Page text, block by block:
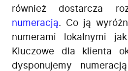
również dostarcza
numeracją. Co ją
numerami lokalnymi
Kluczowe dla klienta
dysponujemy